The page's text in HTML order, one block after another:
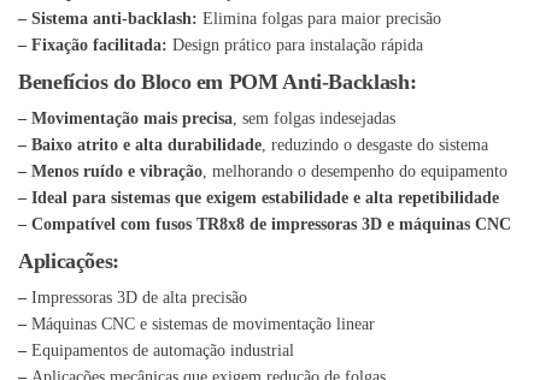
– Sistema anti-backlash: Elimina folgas para maior precisão
– Fixação facilitada: Design prático para instalação rápida
Benefícios do Bloco em POM Anti-Backlash:
– Movimentação mais precisa, sem folgas indesejadas
– Baixo atrito e alta durabilidade, reduzindo o desgaste do sistema
– Menos ruído e vibração, melhorando o desempenho do equipamento
– Ideal para sistemas que exigem estabilidade e alta repetibilidade
– Compatível com fusos TR8x8 de impressoras 3D e máquinas CNC
Aplicações:
– Impressoras 3D de alta precisão
– Máquinas CNC e sistemas de movimentação linear
– Equipamentos de automação industrial